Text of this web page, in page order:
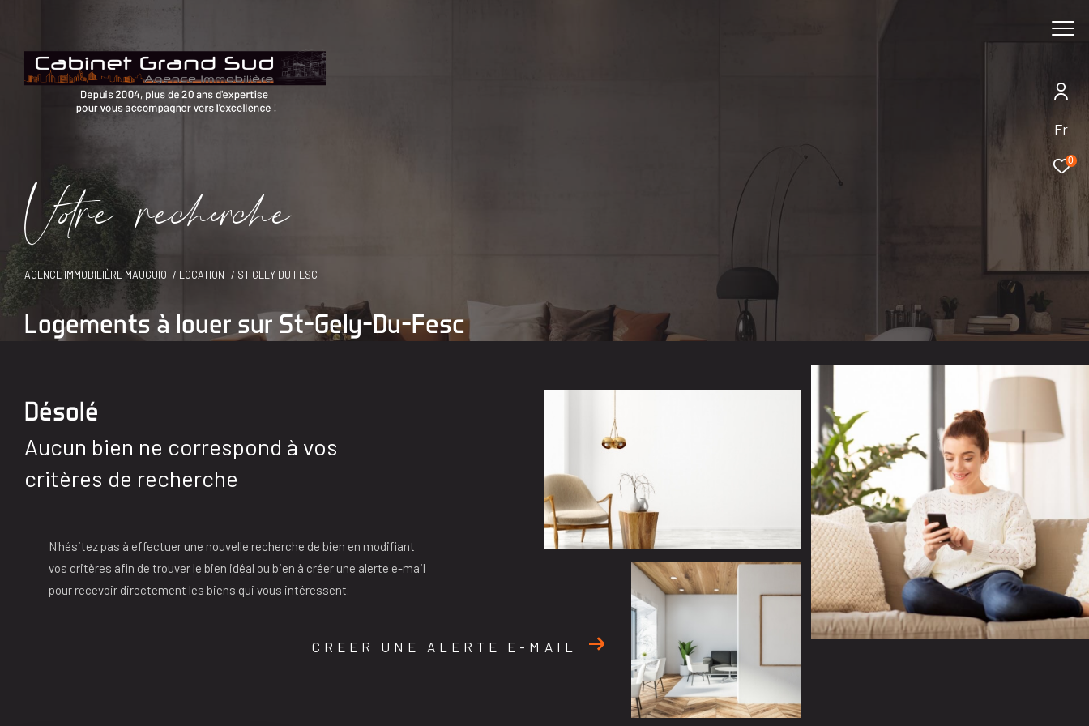
Fr
0
Vore recece
AGENCE IMMOBILIÈRE MAUGUIO LOCATION ST GELY DU FESC
Logements à louer sur St-Gely-Du-Fesc
Désolé
Aucun bien ne correspond à vos
critères de recherche
N'hésitez pas à effectuer une nouvelle recherche de bien en modifiant
vos critères afin de trouver le bien idéal ou bien à créer une alerte e-mail
pour recevoir directement les biens qui vous intéressent.
CREER UNE ALERTE E-MAIL